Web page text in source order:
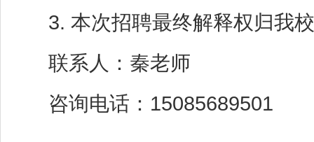
3. 本次招聘最终解释权归我
联系人：秦老师
咨询电话：15085689501